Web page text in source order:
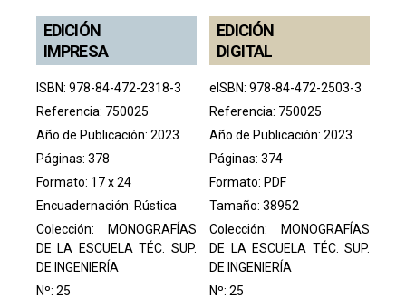
EDICIÓN
IMPRESA
ISBN: 978-84-472-2318-3
Referencia: 750025
Año de Publicación: 2023
Páginas: 378
Formato: 17 x 24
Encuadernación: Rústica
Colección:
MONOGRAFÍAS
DE LA ESCUELA TÉC. SUP.
DE INGENIERÍA
Nº: 25
EDICIÓN
DIGITAL
eISBN: 978-84-472-2503-3
Referencia: 750025
Año de Publicación: 2023
Páginas: 374
Formato: PDF
Tamaño: 38952
Colección:
MONOGRAFÍAS
DE LA ESCUELA TÉC. SUP.
DE INGENIERÍA
Nº: 25